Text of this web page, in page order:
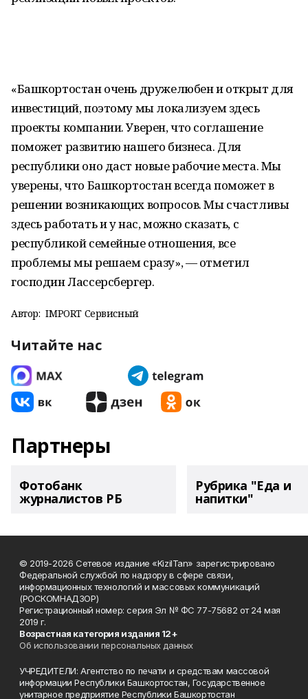
«Башкортостан очень дружелюбен и открыт для
инвестиций, поэтому мы локализуем здесь
проекты компании. Уверен, что соглашение
поможет развитию нашего бизнеса. Для
республики оно даст новые рабочие места. Мы
уверены, что Башкортостан всегда поможет в
решении возникающих вопросов. Мы счастливы
здесь работать и у нас, можно сказать, с
республикой семейные отношения, все
проблемы мы решаем сразу», — отметил
господин Лассерсбергер.
Автор: IMPORT Сервисный
Читайте нас
Партнеры
Фотобанк
журналистов РБ
Рубрика "Еда и
напитки"
© 2019-2026 Сетевое издание «KizilTan» зарегистрировано
Федеральной службой по надзору в сфере связи,
информационных технологий и массовых коммуникаций
(РОСКОМНАДЗОР)
Регистрационный номер: серия Эл № ФС 77-75682 от 24 мая
2019 г.
Возрастная категория издания 12+
Об использовании персональных данных
УЧРЕДИТЕЛИ: Агентство по печати и средствам массовой
информации Республики Башкортостан, Государственное
унитарное предприятие Республики Башкортостан